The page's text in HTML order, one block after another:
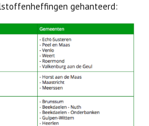
gehanteerd: